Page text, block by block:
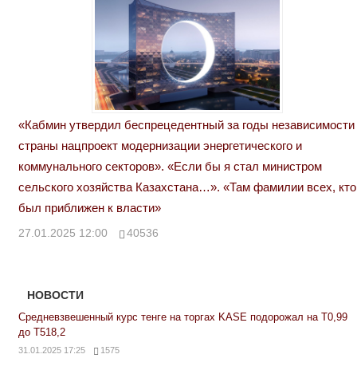
«Кабмин утвердил беспрецедентный за годы независимости
страны нацпроект модернизации энергетического и
коммунального секторов». «Если бы я стал министром
сельского хозяйства Казахстана…». «Там фамилии всех, кто
был приближен к власти»
27.01.2025 12:00 40536
НОВОСТИ
Средневзвешенный курс тенге на торгах KASE подорожал на Т0,99
до Т518,2
31.01.2025 17:25 1575